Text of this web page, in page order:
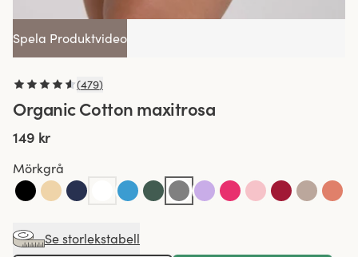
Spela Produktvideo
(479)
Organic Cotton maxitrosa
149 kr
Mörkgrå
Se storlekstabell